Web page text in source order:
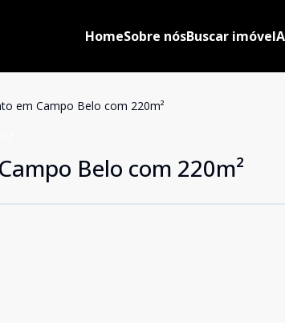
HomeSobre nósBuscar imóvel
em Campo Belo com 220m²
Belo com 220m²